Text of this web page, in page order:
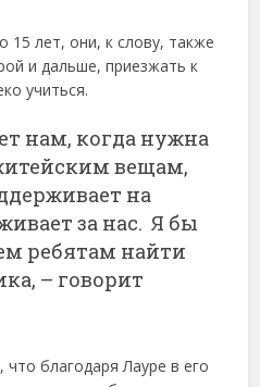
15 лет, они, к слову, также
и дальше, приезжать к
учиться.
нам, когда нужна
вещам,
на
за нас. Я бы
ребятам найти
– говорит
благодаря Лауре в его